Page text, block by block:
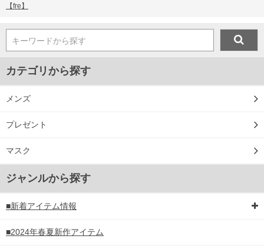
【fre】
キーワードから探す
カテゴリから探す
メンズ
プレゼント
マスク
ジャンルから探す
■新着アイテム情報
■2024年春夏新作アイテム